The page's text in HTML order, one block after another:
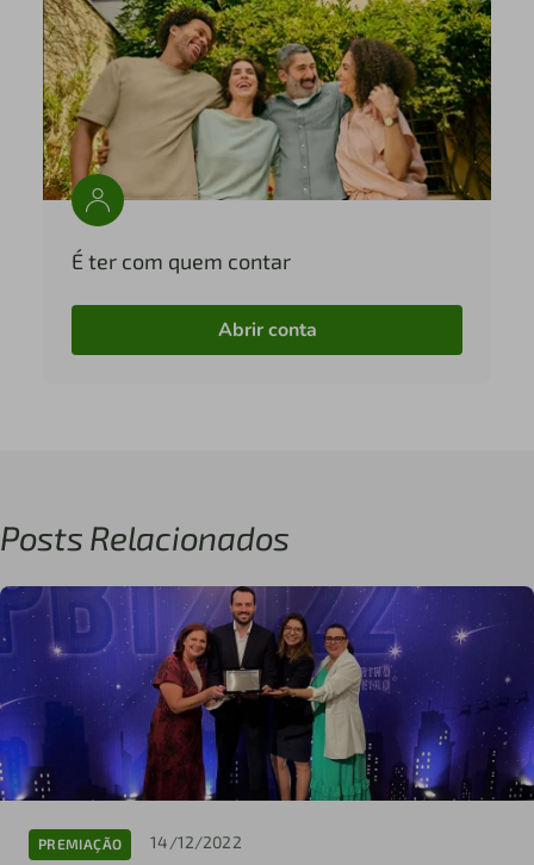
É ter com quem contar
Abrir conta
Posts Relacionados
PREMIAÇÃO 14/12/2022